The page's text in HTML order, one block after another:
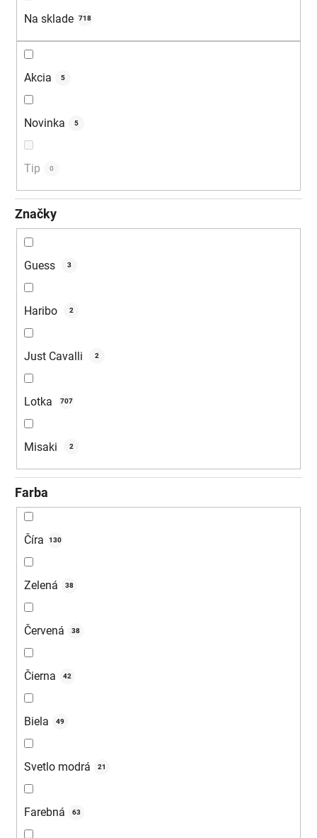
Na sklade 718
Akcia 5
Novinka 5
Tip 0
Značky
Guess 3
Haribo 2
Just Cavalli 2
Lotka 707
Misaki 2
Farba
Číra 130
Zelená 38
Červená 38
Čierna 42
Biela 49
Svetlo modrá 21
Farebná 63